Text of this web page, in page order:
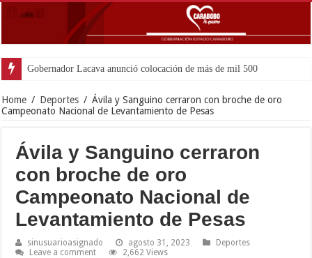
Home / Deportes / Ávila y Sanguino cerraron con broche de oro
Campeonato Nacional de Levantamiento de Pesas
Ávila y Sanguino cerraron
con broche de oro
Campeonato Nacional de
Levantamiento de Pesas
sinusuarioasignado agosto 31, 2023
Deportes
Leave a comment
2,662 Views